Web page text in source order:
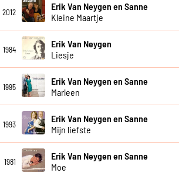
2012
Erik Van Neygen en Sanne
Kleine Maartje
1984
Erik Van Neygen
Liesje
1995
Erik Van Neygen en Sanne
Marleen
1993
Erik Van Neygen en Sanne
Mijn liefste
1981
Erik Van Neygen en Sanne
Moe